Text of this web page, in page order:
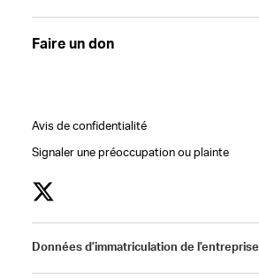
Faire un don
Avis de confidentialité
Signaler une préoccupation ou plainte
Données d’immatriculation de l’entreprise